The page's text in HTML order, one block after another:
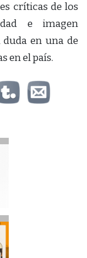
críticas de los
e imagen
en una de
en el país.